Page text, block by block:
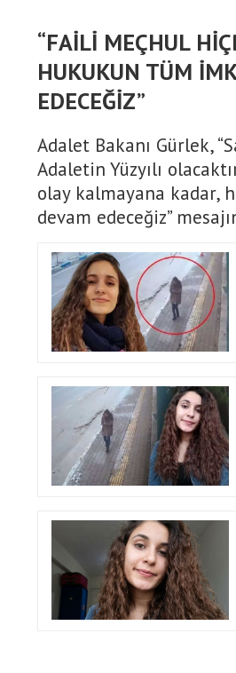
“FAİLİ MEÇHUL
HUKUKUN TÜM
EDECEĞİZ”
Adalet Bakanı Gürlek,
Adaletin Yüzyılı
olay kalmayana kadar,
devam edeceğiz”